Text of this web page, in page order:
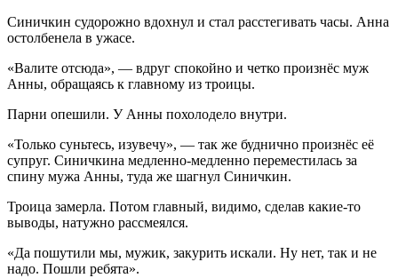
Синичкин судорожно вдохнул и стал расстегивать часы. Анна
остолбенела в ужасе.
«Валите отсюда», — вдруг спокойно и четко произнёс муж
Анны, обращаясь к главному из троицы.
Парни опешили. У Анны похолодело внутри.
«Только суньтесь, изувечу», — так же буднично произнёс её
супруг. Синичкина медленно-медленно переместилась за
спину мужа Анны, туда же шагнул Синичкин.
Троица замерла. Потом главный, видимо, сделав какие-то
выводы, натужно рассмеялся.
«Да пошутили мы, мужик, закурить искали. Ну нет, так и не
надо. Пошли ребята».